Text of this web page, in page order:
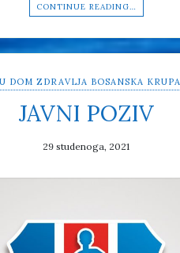
CONTINUE READING…
DOM ZDRAVLJA BOSANSKA KRUPA
JAVNI POZIV
29 studenoga, 2021